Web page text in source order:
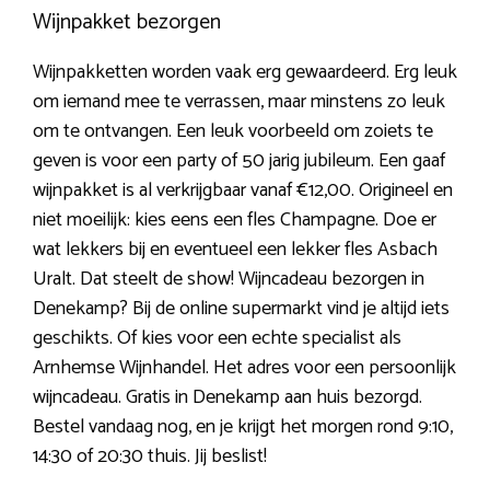
Wijnpakket bezorgen
Wijnpakketten worden vaak erg gewaardeerd. Erg leuk
om iemand mee te verrassen, maar minstens zo leuk
om te ontvangen. Een leuk voorbeeld om zoiets te
geven is voor een party of 50 jarig jubileum. Een gaaf
wijnpakket is al verkrijgbaar vanaf €12,00. Origineel en
niet moeilijk: kies eens een fles Champagne. Doe er
wat lekkers bij en eventueel een lekker fles Asbach
Uralt. Dat steelt de show! Wijncadeau bezorgen in
Denekamp? Bij de online supermarkt vind je altijd iets
geschikts. Of kies voor een echte specialist als
Arnhemse Wijnhandel. Het adres voor een persoonlijk
wijncadeau. Gratis in Denekamp aan huis bezorgd.
Bestel vandaag nog, en je krijgt het morgen rond 9:10,
14:30 of 20:30 thuis. Jij beslist!